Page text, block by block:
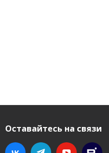
Оставайтесь на связи